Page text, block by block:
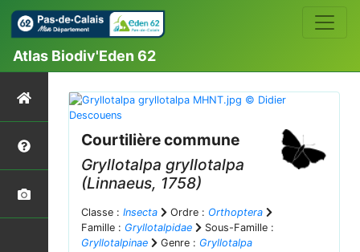
Atlas Biodiv'Eden 62
Courtilière commune
Gryllotalpa gryllotalpa
(Linnaeus, 1758)
Classe : Insecta Ordre : Orthoptera
Famille : Gryllotalpidae
Sous-Famille :
Gryllotalpinae
Genre : Gryllotalpa